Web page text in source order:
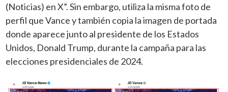
(Noticias) en X”. Sin embargo, utiliza la misma foto de
perfil que Vance y también copia la imagen de portada
donde aparece junto al presidente de los Estados
Unidos, Donald Trump, durante la campaña para las
elecciones presidenciales de 2024.